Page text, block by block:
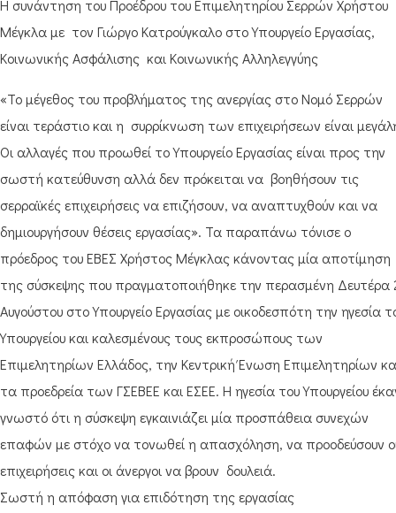
Η συνάντηση του Προέδρου του Επιμελητηρίου Σερρών Xρήστου
Μέγκλα με τον Γιώργο Κατρούγκαλο στο Υπουργείο Εργασίας,
Κοινωνικής Ασφάλισης και Κοινωνικής Αλληλεγγύης
«Το μέγεθος του προβλήματος της ανεργίας στο Νομό Σερρών
είναι τεράστιο και η συρρίκνωση των επιχειρήσεων είναι
Οι αλλαγές που προωθεί το Υπουργείο Εργασίας είναι προς την
σωστή κατεύθυνση αλλά δεν πρόκειται να βοηθήσουν τις
σερραϊκές επιχειρήσεις να επιζήσουν, να αναπτυχθούν και να
δημιουργήσουν θέσεις εργασίας». Τα παραπάνω τόνισε ο
πρόεδρος του ΕΒΕΣ Χρήστος Μέγκλας κάνοντας μία αποτίμηση
της σύσκεψης που πραγματοποιήθηκε την περασμένη Δευτέρα
Αυγούστου στο Υπουργείο Εργασίας με οικοδεσπότη την ηγεσία
Υπουργείου και καλεσμένους τους εκπροσώπους των
Επιμελητηρίων Ελλάδος, την Κεντρική Ένωση Επιμελητηρίων
τα προεδρεία των ΓΣΕΒΕΕ και ΕΣΕΕ. Η ηγεσία του Υπουργείου
γνωστό ότι η σύσκεψη εγκαινιάζει μία προσπάθεια συνεχών
επαφών με στόχο να τονωθεί η απασχόληση, να προοδεύσουν
επιχειρήσεις και οι άνεργοι να βρουν δουλειά.
Σωστή η απόφαση για επιδότηση της εργασίας